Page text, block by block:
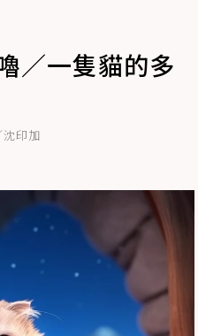
／一隻貓的多
印加